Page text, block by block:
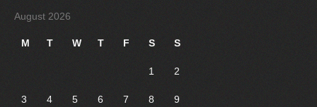
August 2026
M T W T F S S
1 2
3 4 5 6 7 8 9